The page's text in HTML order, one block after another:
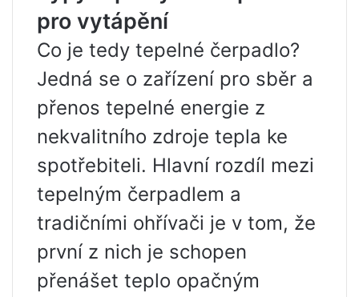
pro vytápění
Co je tedy tepelné čerpadlo?
Jedná se o zařízení pro sběr a
přenos tepelné energie z
nekvalitního zdroje tepla ke
spotřebiteli. Hlavní rozdíl mezi
tepelným čerpadlem a
tradičními ohřívači je v tom, že
první z nich je schopen
přenášet teplo opačným